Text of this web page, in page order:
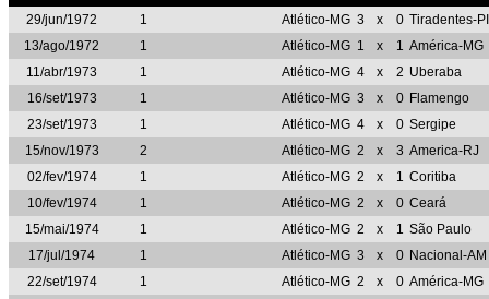
29/jun/1972
1 Atlético-MG 3 x 0 Tiradentes-PI
13/ago/1972
1 Atlético-MG 1 x 1 América-MG
11/abr/1973
1 Atlético-MG 4 x 2 Uberaba
16/set/1973
1 Atlético-MG 3 x 0 Flamengo
23/set/1973
1 Atlético-MG 4 x 0 Sergipe
15/nov/1973
2 Atlético-MG 2 x 3 America-RJ
02/fev/1974
1 Atlético-MG 2 x 1 Coritiba
10/fev/1974
1 Atlético-MG 2 x 0 Ceará
15/mai/1974
1 Atlético-MG 2 x 1 São Paulo
17/jul/1974
1 Atlético-MG 3 x 0 Nacional-AM
22/set/1974
1 Atlético-MG 2 x 0 América-MG